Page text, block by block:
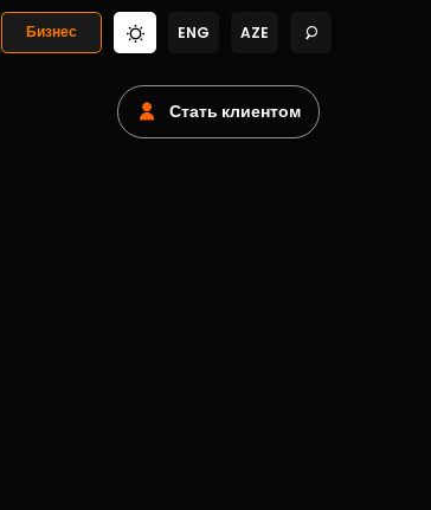
Бизнес ENG AZE
Стать клиентом